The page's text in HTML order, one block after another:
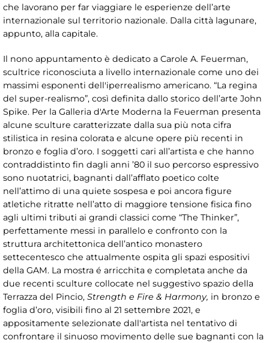
che lavorano per far viaggiare le esperienze dell’arte
internazionale sul territorio nazionale. Dalla città lagunare,
appunto, alla capitale.
Il nono appuntamento è dedicato a Carole A. Feuerman,
scultrice riconosciuta a livello internazionale come uno dei
massimi esponenti dell'iperrealismo americano. “La regina
del super-realismo”, così definita dallo storico dell’arte John
Spike. Per la Galleria d'Arte Moderna la Feuerman presenta
alcune sculture caratterizzate dalla sua più nota cifra
stilistica in resina colorata e alcune opere più recenti in
bronzo e foglia d’oro. I soggetti cari all’artista e che hanno
contraddistinto fin dagli anni ’80 il suo percorso espressivo
sono nuotatrici, bagnanti dall’afflato poetico colte
nell’attimo di una quiete sospesa e poi ancora figure
atletiche ritratte nell’atto di maggiore tensione fisica fino
agli ultimi tributi ai grandi classici come “The Thinker”,
perfettamente messi in parallelo e confronto con la
struttura architettonica dell’antico monastero
settecentesco che attualmente ospita gli spazi espositivi
della GAM. La mostra é arricchita e completata anche da
due recenti sculture collocate nel suggestivo spazio della
Terrazza del Pincio, Strength e Fire & Harmony, in bronzo e
foglia d’oro, visibili fino al 21 settembre 2021, e
appositamente selezionate dall'artista nel tentativo di
confrontare il sinuoso movimento delle sue bagnanti con la